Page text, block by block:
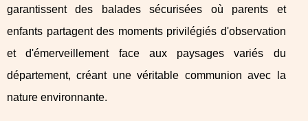
garantissent des balades sécurisées où parents et
enfants partagent des moments privilégiés d'observation
et d'émerveillement face aux paysages variés du
département, créant une véritable communion avec la
nature environnante.